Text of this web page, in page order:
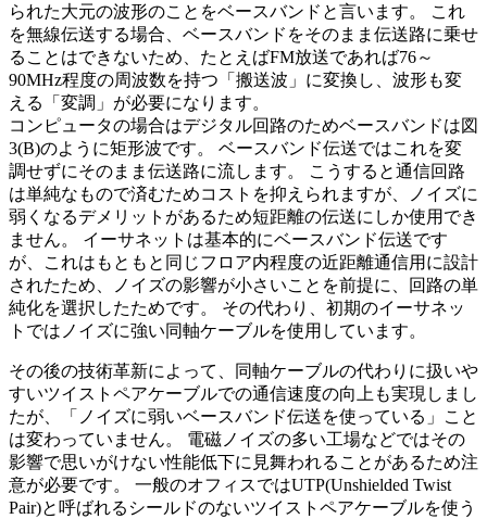
られた大元の波形のことをベースバンドと言います。 これ
を無線伝送する場合、ベースバンドをそのまま伝送路に乗せ
ることはできないため、たとえばFM放送であれば76～
90MHz程度の周波数を持つ「搬送波」に変換し、波形も変
える「変調」が必要になります。
コンピュータの場合はデジタル回路のためベースバンドは図
3(B)のように矩形波です。 ベースバンド伝送ではこれを変
調せずにそのまま伝送路に流します。 こうすると通信回路
は単純なもので済むためコストを抑えられますが、ノイズに
弱くなるデメリットがあるため短距離の伝送にしか使用でき
ません。 イーサネットは基本的にベースバンド伝送です
が、これはもともと同じフロア内程度の近距離通信用に設計
されたため、ノイズの影響が小さいことを前提に、回路の単
純化を選択したためです。 その代わり、初期のイーサネッ
トではノイズに強い同軸ケーブルを使用しています。
その後の技術革新によって、同軸ケーブルの代わりに扱いや
すいツイストペアケーブルでの通信速度の向上も実現しまし
たが、「ノイズに弱いベースバンド伝送を使っている」こと
は変わっていません。 電磁ノイズの多い工場などではその
影響で思いがけない性能低下に見舞われることがあるため注
意が必要です。 一般のオフィスではUTP(Unshielded Twist
Pair)と呼ばれるシールドのないツイストペアケーブルを使う